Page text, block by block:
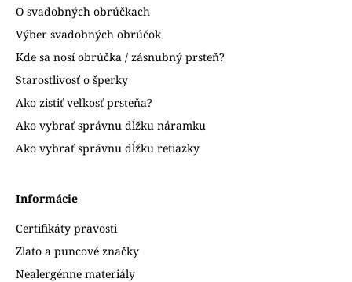
O svadobných obrúčkach
Výber svadobných obrúčok
Kde sa nosí obrúčka / zásnubný prsteň?
Starostlivosť o šperky
Ako zistiť veľkosť prsteňa?
Ako vybrať správnu dĺžku náramku
Ako vybrať správnu dĺžku retiazky
Informácie
Certifikáty pravosti
Zlato a puncové značky
Nealergénne materiály